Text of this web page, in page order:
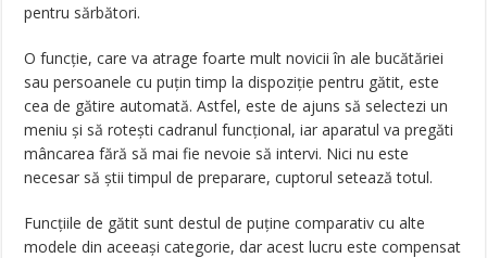
pentru sărbători.
O funcție, care va atrage foarte mult novicii în ale bucătăriei
sau persoanele cu puțin timp la dispoziție pentru gătit, este
cea de gătire automată. Astfel, este de ajuns să selectezi un
meniu și să rotești cadranul funcțional, iar aparatul va pregăti
mâncarea fără să mai fie nevoie să intervi. Nici nu este
necesar să știi timpul de preparare, cuptorul setează totul.
Funcțiile de gătit sunt destul de puține comparativ cu alte
modele din aceeași categorie, dar acest lucru este compensat